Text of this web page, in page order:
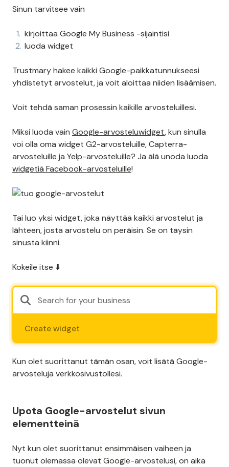
Sinun tarvitsee vain
kirjoittaa Google My Business -sijaintisi
luoda widget
Trustmary hakee kaikki Google-paikkatunnukseesi
yhdistetyt arvostelut, ja voit aloittaa niiden lisäämisen.
Voit tehdä saman prosessin kaikille arvosteluillesi.
Miksi luoda vain Google-arvosteluwidget, kun sinulla
voi olla oma widget G2-arvosteluille, Capterra-
arvosteluille ja Yelp-arvosteluille? Ja älä unoda luoda
widgetiä Facebook-arvosteluille!
Tai luo yksi widget, joka näyttää kaikki arvostelut ja
lähteen, josta arvostelu on peräisin. Se on täysin
sinusta kiinni.
Kokeile itse ⬇️
Create widget
Kun olet suorittanut tämän osan, voit lisätä Google-
arvosteluja verkkosivustollesi.
Upota Google-arvostelut sivun
elementteinä
Nyt kun olet suorittanut ensimmäisen vaiheen ja
tuonut olemassa olevat Google-arvostelusi, on aika